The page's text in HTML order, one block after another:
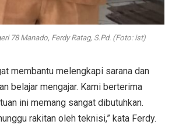
78 Manado, Ferdy Ratag, S.Pd. (Foto: ist)
membantu melengkapi sarana dan
belajar mengajar. Kami berterima
ini memang sangat dibutuhkan.
rakitan oleh teknisi,” kata Ferdy.